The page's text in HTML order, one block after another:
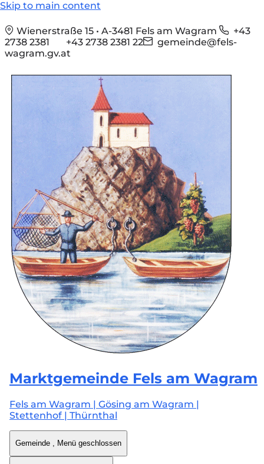
Skip to main content
Wienerstraße 15 • A-3481 Fels am Wagram
+43
2738 2381
+43 2738 2381 22
gemeinde@fels-
wagram.gv.at
Marktgemeinde Fels am Wagram
Fels am Wagram | Gösing am Wagram |
Stettenhof | Thürnthal
Gemeinde , Menü geschlossen